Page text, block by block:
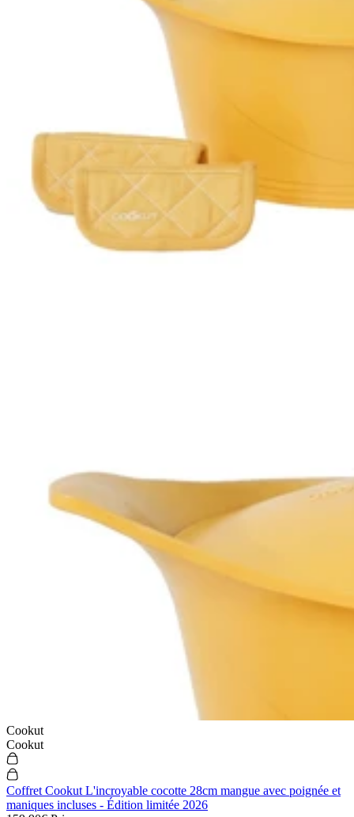
Cookut
Cookut
Coffret Cookut L'incroyable cocotte 28cm mangue avec poignée et
maniques incluses - Édition limitée 2026